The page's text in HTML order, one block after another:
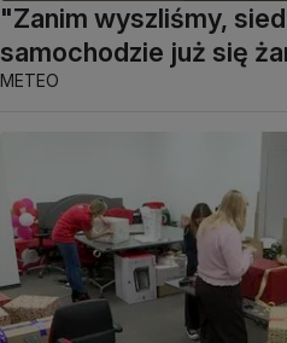
"Zanim wyszliśmy,
samochodzie już się
METEO